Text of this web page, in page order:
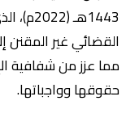
القضائي غير
مما عزز من شفافية
حقوقها وواجباتها.